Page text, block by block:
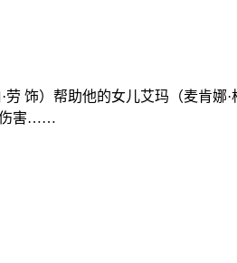
饰）帮助他的女儿艾玛（麦肯
伤害……